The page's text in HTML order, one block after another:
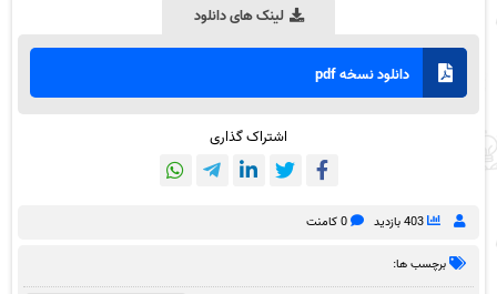
لینک های دانلود
دانلود نسخه pdf
اشتراک گذاری
403 بازدید 0 کامنت
برچسب ها: